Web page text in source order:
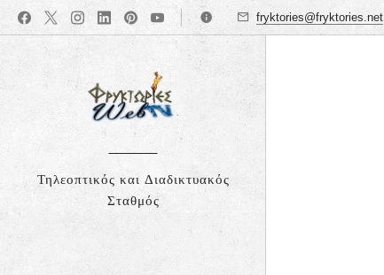
fryktories@fryktories.net
Τηλεοπτικός και Διαδικτυακός
Σταθμός